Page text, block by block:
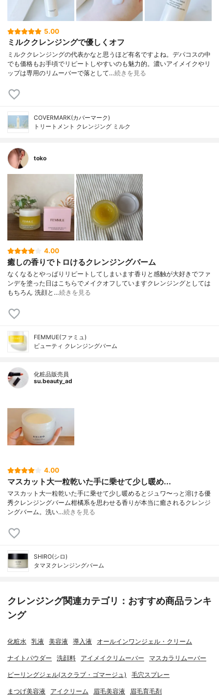
5.00
ミルククレンジングで優しくオフ
ミルククレンジングの代表かなと思うほど有名ですよね。デパコスの中
でも価格もお手頃でリピートしやすいのも魅力的。濃いアイメイクやリ
ップは専用のリムーバーで落として…続きを見る
COVERMARK(カバーマーク)
トリートメント クレンジング ミルク
toko
4.00
癒しの香りでトロけるクレンジングバーム
なくなるとやっぱりリピートしてしまいます香りと感触が大好きでファ
ンデを塗った日はこちらでメイクオフしていますクレンジングとしては
もちろん 洗顔と…続きを見る
FEMMUE(ファミュ)
ビューティ クレンジングバーム
化粧品販売員
su.beauty_ad
4.00
マスカット大一粒乾いた手に乗せて少し暖め...
マスカット大一粒乾いた手に乗せて少し暖めるとジュワ〜っと溶ける優
秀クレンジングバーム柑橘系を思わせる香りが本当に癒されるクレンジ
ングバーム。洗い…続きを見る
SHIRO(シロ)
タマヌクレンジングバーム
クレンジング関連カテゴリ：おすすめ商品ランキ
ング
化粧水 乳液 美容液 導入液 オールインワンジェル・クリーム
ナイトパウダー 洗顔料 アイメイクリムーバー マスカラリムーバー
ピーリングジェル(スクラブ・ゴマージュ) 毛穴スプレー
まつげ美容液 アイクリーム 眉毛美容液 眉毛育毛剤